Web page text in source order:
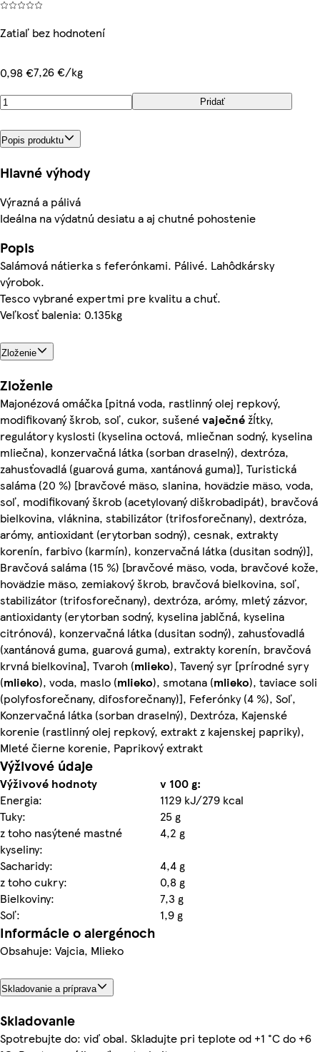
Zatiaľ bez hodnotení
0,98 €7,26 €/kg
Pridať
Popis produktu
Hlavné výhody
Výrazná a pálivá
Ideálna na výdatnú desiatu a aj chutné pohostenie
Popis
Salámová nátierka s feferónkami. Pálivé. Lahôdkársky
výrobok.
Tesco vybrané expertmi pre kvalitu a chuť.
Veľkosť balenia: 0.135kg
Zloženie
Zloženie
Majonézová omáčka [pitná voda, rastlinný olej repkový,
modifikovaný škrob, soľ, cukor, sušenévaječnéžĺtky,
regulátory kyslosti (kyselina octová, mliečnan sodný, kyselina
mliečna), konzervačná látka (sorban draselný), dextróza,
zahusťovadlá (guarová guma, xantánová guma)], Turistická
saláma (20 %) [bravčové mäso, slanina, hovädzie mäso, voda,
soľ, modifikovaný škrob (acetylovaný diškrobadipát), bravčová
bielkovina, vláknina, stabilizátor (trifosforečnany), dextróza,
arómy, antioxidant (erytorban sodný), cesnak, extrakty
korenín, farbivo (karmín), konzervačná látka (dusitan sodný)],
Bravčová saláma (15 %) [bravčové mäso, voda, bravčové kože,
hovädzie mäso, zemiakový škrob, bravčová bielkovina, soľ,
stabilizátor (trifosforečnany), dextróza, arómy, mletý zázvor,
antioxidanty (erytorban sodný, kyselina jablčná, kyselina
citrónová), konzervačná látka (dusitan sodný), zahusťovadlá
(xantánová guma, guarová guma), extrakty korenín, bravčová
krvná bielkovina], Tvaroh (mlieko), Tavený syr [prírodné syry
(mlieko), voda, maslo (mlieko), smotana (mlieko), taviace soli
(polyfosforečnany, difosforečnany)], Feferónky (4 %), Soľ,
Konzervačná látka (sorban draselný), Dextróza, Kajenské
korenie (rastlinný olej repkový, extrakt z kajenskej papriky),
Mleté čierne korenie, Paprikový extrakt
Výživové údaje
Výživové hodnoty
v 100 g:
Energia:
1129 kJ/279 kcal
Tuky:
25 g
z toho nasýtené mastné
kyseliny:
4,2 g
Sacharidy:
4,4 g
z toho cukry:
0,8 g
Bielkoviny:
7,3 g
Soľ:
1,9 g
Informácie o alergénoch
Obsahuje: Vajcia, Mlieko
Skladovanie a príprava
Skladovanie
Spotrebujte do: viď obal. Skladujte pri teplote od +1 °C do +6